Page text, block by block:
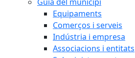
Equipaments
Comerços i serveis
Indústria i empresa
Associacions i entitats